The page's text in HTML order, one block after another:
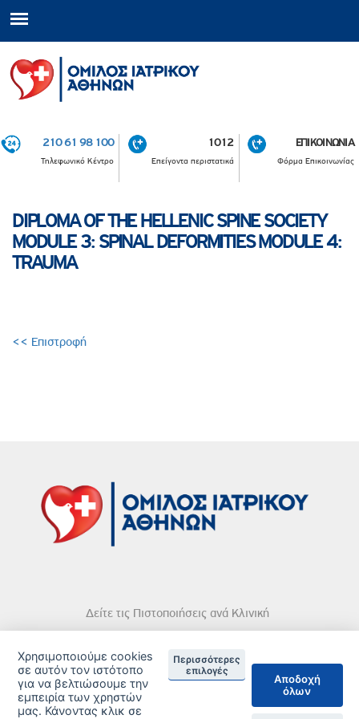
210 61 98 100
Τηλεφωνικό Κέντρο
1012
Επείγοντα περιστατικά
ΕΠΙΚΟΙΝΩΝΙΑ
Φόρμα Επικοινωνίας
DIPLOMA OF THE HELLENIC SPINE SOCIETY
MODULE 3: SPINAL DEFORMITIES MODULE 4:
TRAUMA
<< Επιστροφή
Δείτε τις Πιστοποιήσεις ανά Κλινική
Χρησιμοποιούμε cookies
σε αυτόν τον ιστότοπο
για να βελτιώσουμε την
εμπειρία των χρηστών
μας. Κάνοντας κλικ σε
Περισσότερες
επιλογές
Αποδοχή
όλων